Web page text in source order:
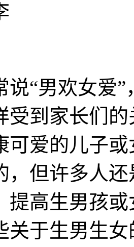
男欢女爱”
受到家长们
可爱的儿子
，但许多人
提高生男孩
关于生男生